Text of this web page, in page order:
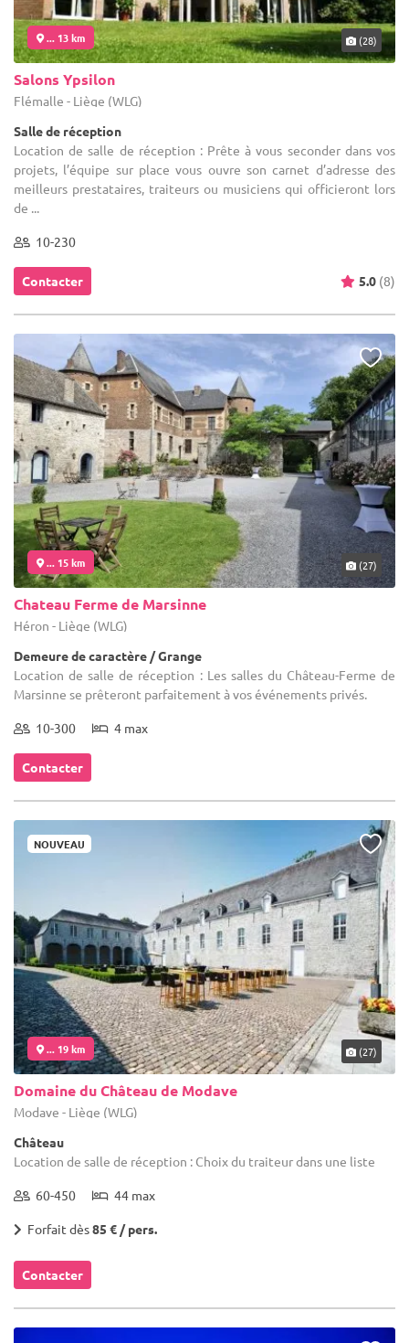
... 13 km (28)
Salons Ypsilon
Flémalle - Liège (WLG)
Salle de réception
Location de salle de réception : Prête à vous seconder dans vos
projets, l’équipe sur place vous ouvre son carnet d’adresse des
meilleurs prestataires, traiteurs ou musiciens qui officieront lors
de ...
10-230
Contacter 5.0 (8)
... 15 km (27)
Chateau Ferme de Marsinne
Héron - Liège (WLG)
Demeure de caractère / Grange
Location de salle de réception : Les salles du Château-Ferme de
Marsinne se prêteront parfaitement à vos événements privés.
10-300 4 max
Contacter
NOUVEAU
... 19 km (27)
Domaine du Château de Modave
Modave - Liège (WLG)
Château
Location de salle de réception : Choix du traiteur dans une liste
60-450 44 max
Forfait dès85 € / pers.
Contacter